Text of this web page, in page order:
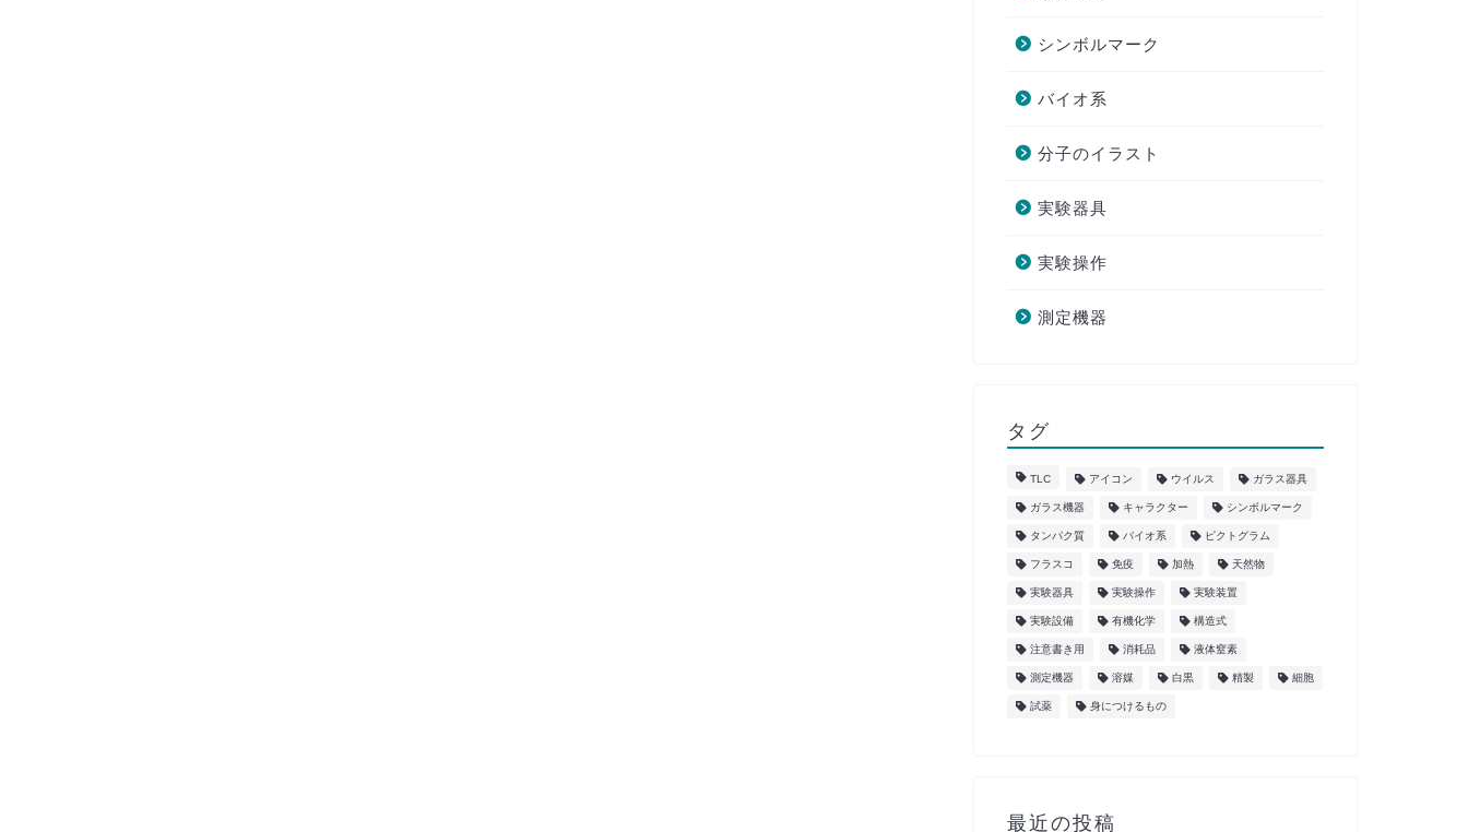
シンボルマーク
バイオ系
分子のイラスト
実験器具
実験操作
測定機器
タグ
TLC アイコン ウイルス ガラス器具
ガラス機器 キャラクター シンボルマーク
タンパク質 バイオ系 ピクトグラム
フラスコ 免疫 加熱 天然物
実験器具 実験操作 実験装置
実験設備 有機化学 構造式
注意書き用 消耗品 液体窒素
測定機器 溶媒 白黒 精製 細胞
試薬 身につけるもの
最近の投稿